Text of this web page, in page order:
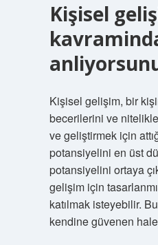
Kişisel
Kişisel gelişim, bir
becerilerini ve
ve geliştirmek için
potansiyelini en üst
potansiyelini ortaya
gelişim için
katılmak isteyebilir.
kendine güvenen